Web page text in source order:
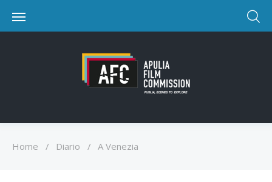
Home / Diario / A Venezia